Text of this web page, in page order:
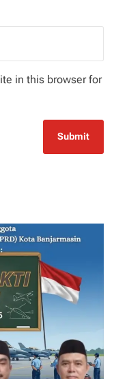
in this browser for